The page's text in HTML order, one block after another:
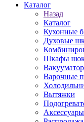
Каталог
Назад
Каталог
Кухонные
Духовые
Шкафы
Варочные
Вытяжки
Аксессуары